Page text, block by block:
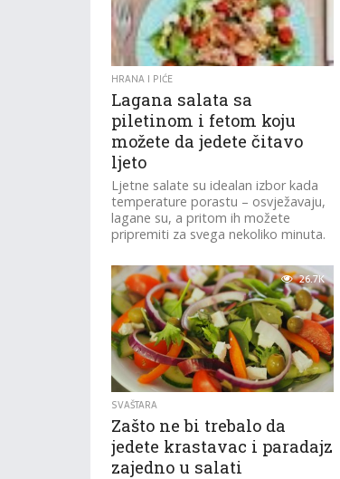
HRANA I PIĆE
Lagana salata sa
piletinom i fetom koju
možete da jedete čitavo
ljeto
Ljetne salate su idealan izbor kada
temperature porastu – osvježavaju,
lagane su, a pritom ih možete
pripremiti za svega nekoliko minuta.
26.7K
SVAŠTARA
Zašto ne bi trebalo da
jedete krastavac i paradajz
zajedno u salati